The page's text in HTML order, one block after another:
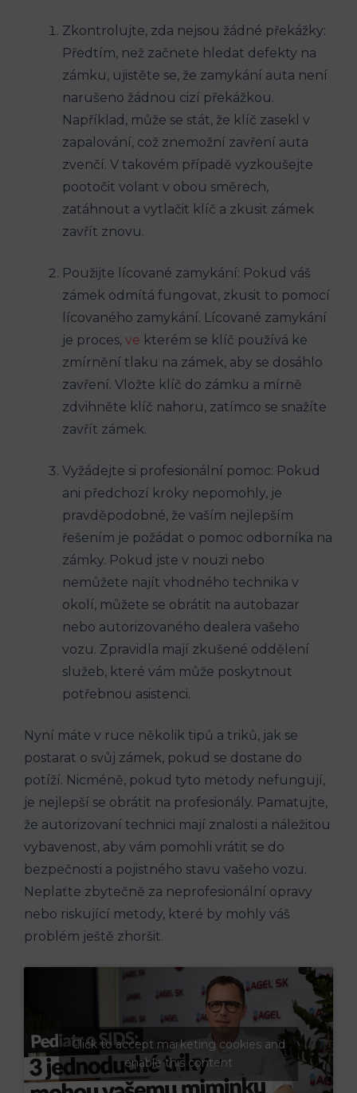
Zkontrolujte,⁤ zda nejsou žádné překážky:
‌Předtím, než začnete⁤ hledat⁣ defekty ⁤na
zámku, ujistěte ​se, že zamykání auta není
narušeno žádnou ​cizí překážkou.
Například, může se stát, ⁣že klíč zasekl v
zapalování, což⁢ znemožní⁤ zavření auta
zvenčí. V takovém‍ případě⁤ vyzkoušejte
⁣pootočit volant v obou směrech,
zatáhnout a vytlačit ‍klíč a ⁤zkusit zámek⁢
zavřít znovu.
Použijte​ lícované⁢ zamykání: Pokud váš
zámek ⁤odmítá fungovat, zkusit to pomocí
lícovaného zamykání. ⁣Lícované zamykání
je proces, ve kterém ⁤se​ klíč používá ke
zmírnění tlaku⁢ na ‌zámek, aby se dosáhlo
zavření. Vložte⁤ klíč do zámku ‌a mírně
zdvihněte klíč nahoru, zatímco ‍se snažíte
zavřít zámek.
Vyžádejte ‍si profesionální pomoc:‍ Pokud
ani‌ předchozí kroky ⁣nepomohly, ​je‍
pravděpodobné, že vaším nejlepším
řešením je​ požádat o pomoc odborníka na
zámky. ⁤Pokud jste v nouzi nebo
nemůžete⁢ najít ‍vhodného⁣ technika v
okolí, můžete se obrátit na autobazar ​
nebo‍ autorizovaného dealera vašeho
vozu. ​Zpravidla mají zkušené oddělení⁣
služeb, které vám může poskytnout
potřebnou asistenci.
Nyní máte v ruce několik tipů a triků, jak se
postarat o svůj ‍zámek, ⁢pokud ‍se dostane do
potíží.⁤ Nicméně, ‍pokud‌ tyto⁣ metody nefungují,
‍je nejlepší se obrátit na profesionály. ⁣Pamatujte,
že autorizovaní technici ⁤mají znalosti a⁤ náležitou
vybavenost, aby vám‍ pomohli​ vrátit se ⁢do
bezpečnosti‍ a pojistného⁢ stavu vašeho ​vozu.
‌Neplaťte zbytečně⁣ za neprofesionální opravy
nebo ‌riskující metody, které‍ by ‌mohly váš
problém ještě zhoršit.
Click to accept marketing cookies and
enable this content